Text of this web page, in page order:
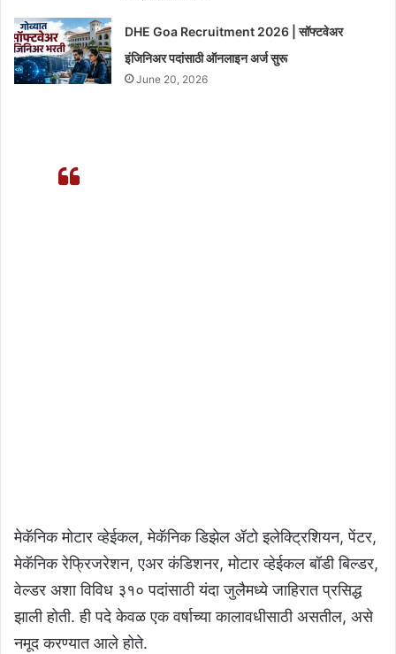
DHE Goa Recruitment 2026 | सॉफ्टवेअर
इंजिनिअर पदांसाठी ऑनलाइन अर्ज सुरू
June 20, 2026
मेकॅनिक मोटार व्हेईकल, मेकॅनिक डिझेल ॲटो इलेक्ट्रिशियन, पेंटर,
मेकॅनिक रेफ्रिजरेशन, एअर कंडिशनर, मोटार व्हेईकल बॉडी बिल्डर,
वेल्डर अशा विविध ३१० पदांसाठी यंदा जुलैमध्ये जाहिरात प्रसिद्ध
झाली होती. ही पदे केवळ एक वर्षाच्या कालावधीसाठी असतील, असे
नमूद करण्यात आले होते.